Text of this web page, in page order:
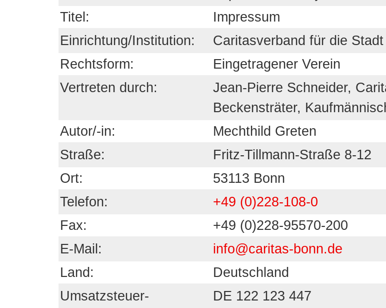
Titel:
Impressum
Einrichtung/Institution:
Caritasverband für die Stadt
Rechtsform:
Eingetragener Verein
Vertreten durch:
Jean-Pierre Schneider,
Beckensträter,
Autor/-in:
Mechthild Greten
Straße:
Fritz-Tillmann-Straße 8-12
Ort:
53113 Bonn
Telefon:
+49 (0)228-108-0
Fax:
+49 (0)228-95570-200
E-Mail:
info@caritas-bonn.de
Land:
Deutschland
Umsatzsteuer-
DE 122 123 447